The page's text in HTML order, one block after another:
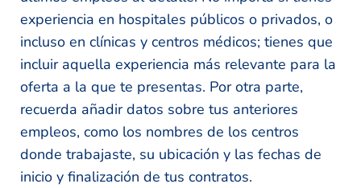
experiencia en hospitales públicos o privados, o
incluso en clínicas y centros médicos; tienes que
incluir aquella experiencia más relevante para la
oferta a la que te presentas. Por otra parte,
recuerda añadir datos sobre tus anteriores
empleos, como los nombres de los centros
donde trabajaste, su ubicación y las fechas de
inicio y finalización de tus contratos.